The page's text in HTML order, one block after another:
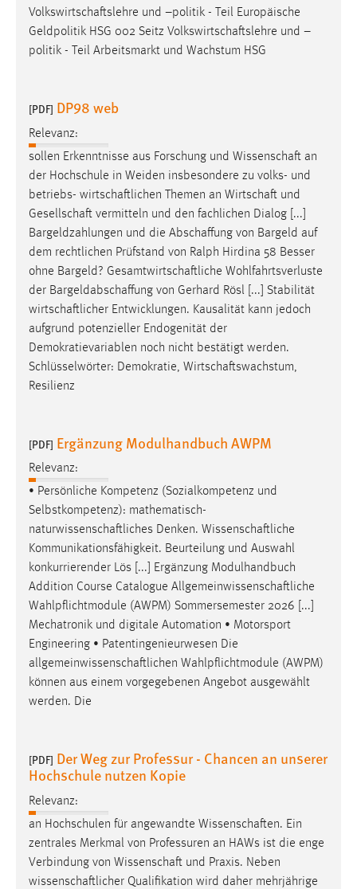
Volkswirtschaftslehre und –politik - Teil Europäische
Geldpolitik HSG 002 Seitz Volkswirtschaftslehre und –
politik - Teil Arbeitsmarkt und Wachstum HSG
[PDF] DP98 web
Relevanz:
sollen Erkenntnisse aus Forschung und Wissenschaft an
der Hochschule in Weiden insbesondere zu volks- und
betriebs- wirtschaftlichen Themen an Wirtschaft und
Gesellschaft vermitteln und den fachlichen Dialog [...]
Bargeldzahlungen und die Abschaffung von Bargeld auf
dem rechtlichen Prüfstand von Ralph Hirdina 58 Besser
ohne Bargeld? Gesamtwirtschaftliche Wohlfahrtsverluste
der Bargeldabschaffung von Gerhard Rösl [...] Stabilität
wirtschaftlicher Entwicklungen. Kausalität kann jedoch
aufgrund potenzieller Endogenität der
Demokratievariablen noch nicht bestätigt werden.
Schlüsselwörter: Demokratie, Wirtschaftswachstum,
Resilienz
[PDF] Ergänzung Modulhandbuch AWPM
Relevanz:
• Persönliche Kompetenz (Sozialkompetenz und
Selbstkompetenz): mathematisch-
naturwissenschaftliches Denken. Wissenschaftliche
Kommunikationsfähigkeit. Beurteilung und Auswahl
konkurrierender Lös [...] Ergänzung Modulhandbuch
Addition Course Catalogue Allgemeinwissenschaftliche
Wahlpflichtmodule (AWPM) Sommersemester 2026 [...]
Mechatronik und digitale Automation • Motorsport
Engineering • Patentingenieurwesen Die
allgemeinwissenschaftlichen Wahlpflichtmodule (AWPM)
können aus einem vorgegebenen Angebot ausgewählt
werden. Die
[PDF] Der Weg zur Professur - Chancen an unserer
Hochschule nutzen Kopie
Relevanz:
an Hochschulen für angewandte Wissenschaften. Ein
zentrales Merkmal von Professuren an HAWs ist die enge
Verbindung von Wissenschaft und Praxis. Neben
wissenschaftlicher Qualifikation wird daher mehrjährige
Conversion-Tracking
Cookie Laufzeit:
Facebook Pixel
Name:
_fbp
Anbieter:
Facebook
Zweck:
Conversion-Tracking
Cookie Laufzeit:
3 Monate
EXTERNE MEDIEN
Um Inhalte von Videoplattformen und Social Media
YouTube
Vimeo